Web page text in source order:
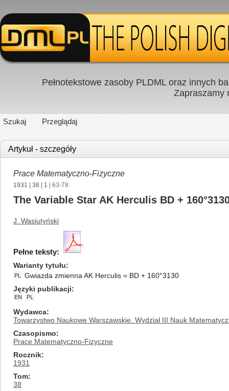
Pełnotekstowe zasoby PLDML oraz innych
Zapraszamy
Szukaj Przeglądaj
Artykuł - szczegóły
Prace Matematyczno-Fizyczne
1931 38 1 | 63-78
The Variable Star AK Herculis BD +
J. Wasiutyński
Pełne teksty:
Warianty tytułu
PL
Gwiazda zmienna AK Herculis = BD + 160°3130
Języki publikacji
EN PL
Wydawca
Towarzystwo Naukowe Warszawskie. Wydział III Nauk
Czasopismo
Prace Matematyczno-Fizyczne
Rocznik
1931
Tom
38